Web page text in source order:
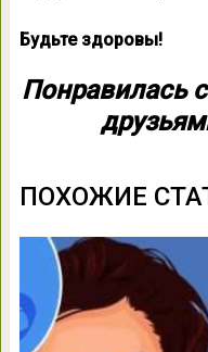
Будьте здоровы!
Понравилась
ПОХОЖИЕ